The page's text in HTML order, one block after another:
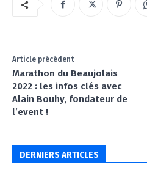
Article précédent
Marathon du Beaujolais
2022 : les infos clés avec
Alain Bouhy, fondateur de
l’event !
DERNIERS ARTICLES